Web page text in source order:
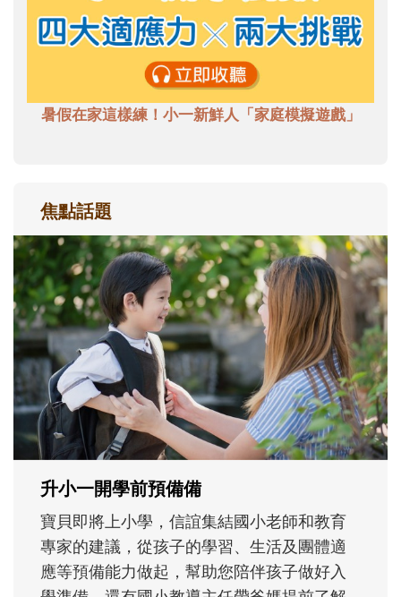
暑假在家這樣練！小一新鮮人「家庭模擬遊戲」
焦點話題
和孩子一起長大的那個男人│讀懂父親的
不同模樣
沒有人天生就擅長當爸爸！男人總是在一次
次「前所未有」的體驗中，跟著孩子一起長
大。從給予安全感的肢體遊戲，到獨立自
主、角色認同及解決問題的能力養成。爸爸
正嘗試用不同的模樣，參與孩子每個重要的